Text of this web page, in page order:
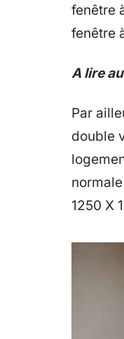
fenêtre
fenêtre
A lire
Par
double
1250 X